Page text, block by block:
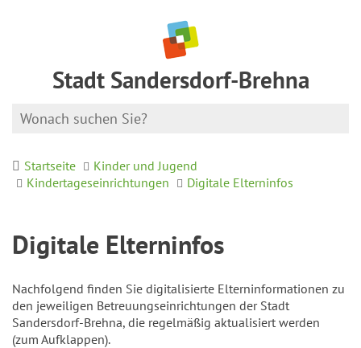
Stadt Sandersdorf-Brehna
Startseite
Kinder und Jugend
Kindertageseinrichtungen
Digitale Elterninfos
Digitale Elterninfos
Nachfolgend finden Sie digitalisierte Elterninformationen zu
den jeweiligen Betreuungseinrichtungen der Stadt
Sandersdorf-Brehna, die regelmäßig aktualisiert werden
(zum Aufklappen).